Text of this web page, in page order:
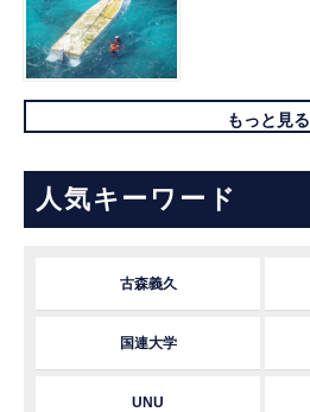
もっと見る
人気キーワード
古森義久
国連大学
UNU